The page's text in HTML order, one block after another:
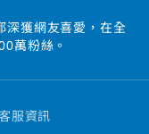
深獲網友喜愛，在全
萬粉絲。
服資訊